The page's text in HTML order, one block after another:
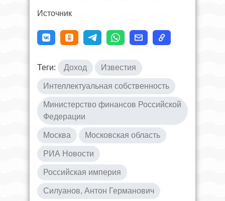
Источник
Теги: Доход Известия
Интеллектуальная собственность
Министерство финансов Российской
Федерации
Москва Московская область
РИА Новости
Российская империя
Силуанов, Антон Германович